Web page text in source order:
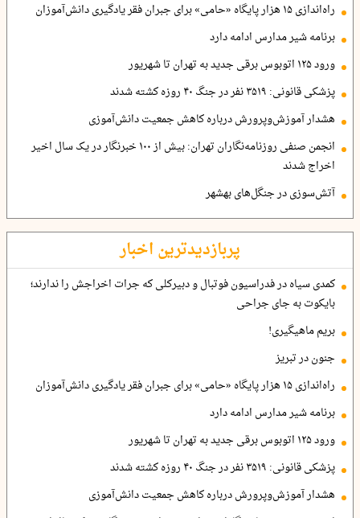
راه‌اندازی ۱۵ هزار پایگاه «حامی» برای جبران فقر یادگیری دانش‌آموزان
برنامه شیر مدارس ادامه دارد
ورود ۱۲۵ اتوبوس برقی جدید به تهران تا شهریور
پزشکی قانونی: ۳۵۱۹ نفر در جنگ ۴۰ روزه کشته شدند
هشدار آموزش‌وپرورش درباره کاهش جمعیت دانش‌آموزی
انجمن صنفی روزنامه‌نگاران تهران: بیش از ۱۰۰ خبرنگار در یک سال اخیر
اخراج شدند
آتش‌سوزی در جنگل‌های بهشهر
پربازدیدترین اخبار
کمدی سیاه در فدراسیون فوتبال و دبیرکلی که جرات اخراجش را ندارند؛
بایکوت به جای جراحی
بریم ماهیگیری!
جنون در تبریز
راه‌اندازی ۱۵ هزار پایگاه «حامی» برای جبران فقر یادگیری دانش‌آموزان
برنامه شیر مدارس ادامه دارد
ورود ۱۲۵ اتوبوس برقی جدید به تهران تا شهریور
پزشکی قانونی: ۳۵۱۹ نفر در جنگ ۴۰ روزه کشته شدند
هشدار آموزش‌وپرورش درباره کاهش جمعیت دانش‌آموزی